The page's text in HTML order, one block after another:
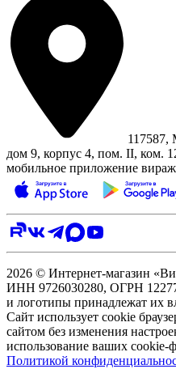
117587,
дом 9, корпус 4, пом. II, ком.
мобильное приложение вираж
2026 © Интернет-магазин
ИНН 9726030280, ОГРН
и логотипы принадлежат их
Сайт использует cookie
сайтом без изменения
использование ваших cookie-
Политикой